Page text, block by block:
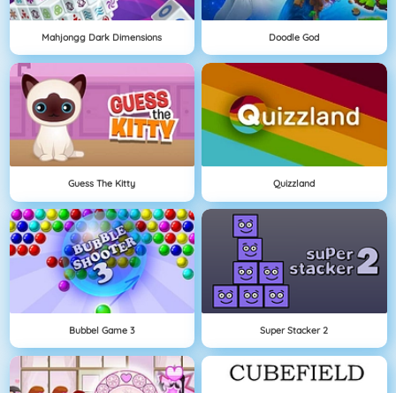
Mahjongg Dark Dimensions Doodle God
Guess The Kitty Quizzland
Bubbel Game 3 Super Stacker 2